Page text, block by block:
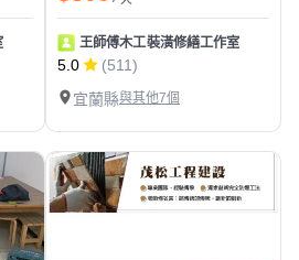
王師傅木工裝潢修繕工作室
5.0
(511)
宜蘭縣與其他7個